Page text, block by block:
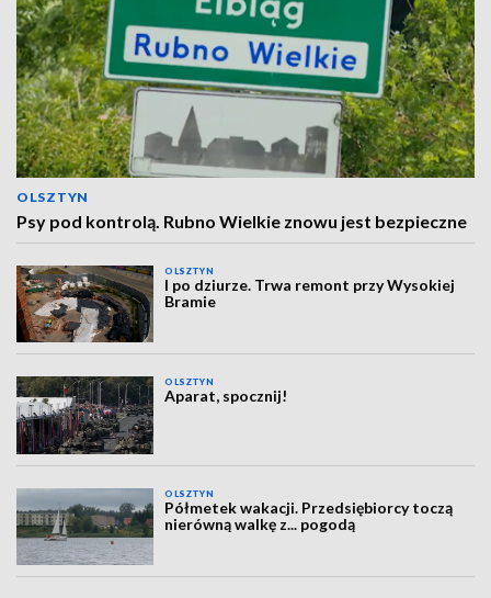
OLSZTYN
Psy pod kontrolą. Rubno Wielkie znowu jest bezpieczne
OLSZTYN
I po dziurze. Trwa remont przy Wysokiej
Bramie
OLSZTYN
Aparat, spocznij!
OLSZTYN
Półmetek wakacji. Przedsiębiorcy toczą
nierówną walkę z... pogodą